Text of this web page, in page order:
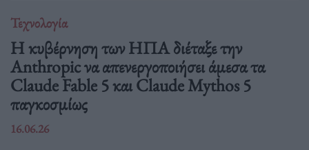
Τεχνολογία
Η κυβέρνηση των ΗΠΑ διέταξε την
Anthropic να απενεργοποιήσει άμεσα τα
Claude Fable 5 και Claude Mythos 5
παγκοσμίως
16.06.26